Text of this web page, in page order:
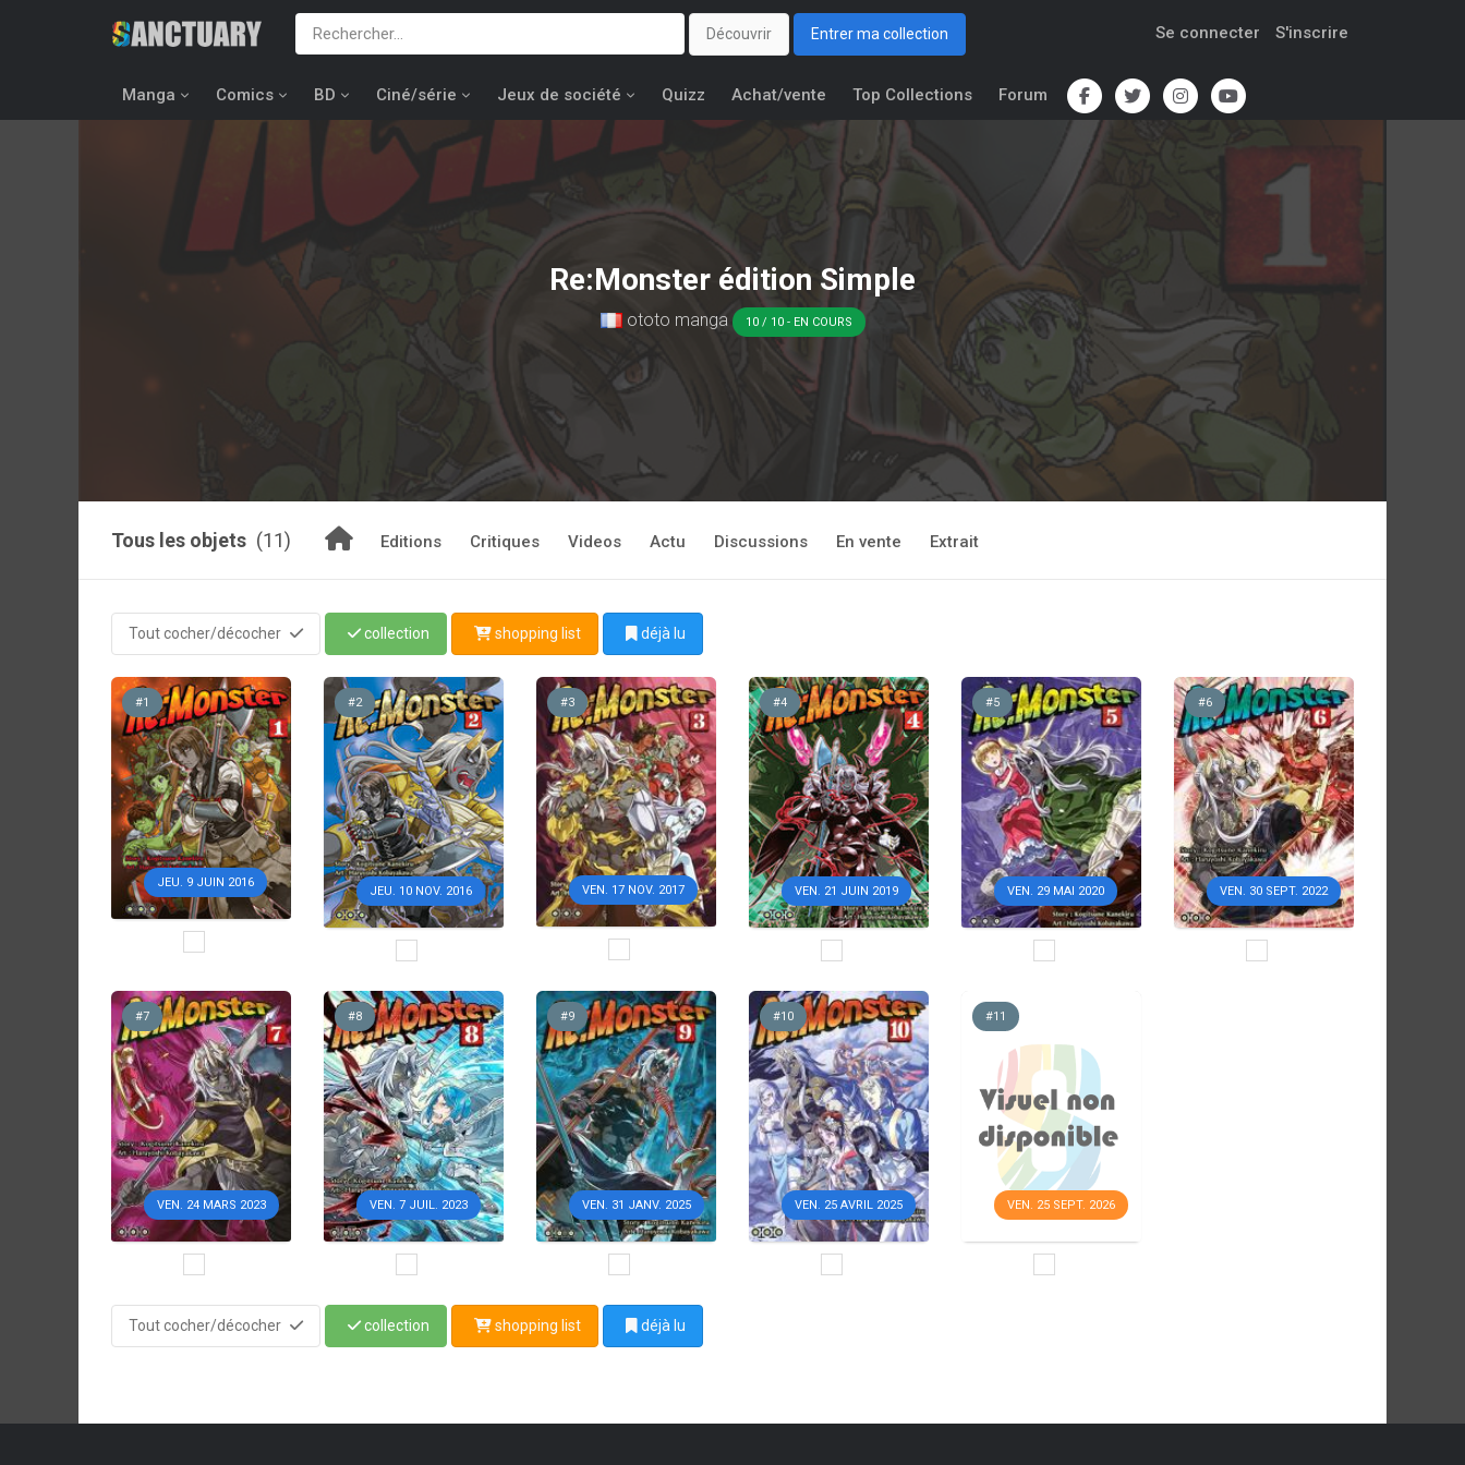
Découvrir Entrer ma collection Se connecter S'inscrire
Manga Comics BD Ciné/série Jeux de société Quizz Achat/vente Top Collections Forum
Re:Monster édition Simple
ototo manga 10 / 10 - EN COURS
Tous les objets (11) Editions Critiques Videos Actu Discussions En vente Extrait
Tout cocher/décocher collection shopping list déjà lu
JEU. 9 JUIN 2016
#1
JEU. 10 NOV. 2016
#2
VEN. 17 NOV. 2017
#3
VEN. 21 JUIN 2019
#4
VEN. 29 MAI 2020
#5
VEN. 30 SEPT. 2022
#6
VEN. 24 MARS 2023
#7
VEN. 7 JUIL. 2023
#8
VEN. 31 JANV. 2025
#9
VEN. 25 AVRIL 2025
#10
VEN. 25 SEPT. 2026
#11
Tout cocher/décocher collection shopping list déjà lu